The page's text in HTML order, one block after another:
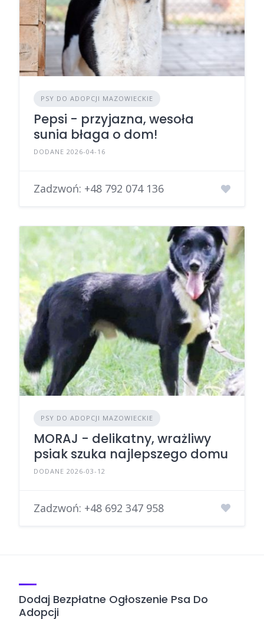
PSY DO ADOPCJI MAZOWIECKIE
Pepsi - przyjazna, wesoła
sunia błaga o dom!
DODANE 2026-04-16
Zadzwoń: +48 792 074 136
PSY DO ADOPCJI MAZOWIECKIE
MORAJ - delikatny, wrażliwy
psiak szuka najlepszego domu
DODANE 2026-03-12
Zadzwoń: +48 692 347 958
Dodaj Bezpłatne Ogłoszenie Psa Do
Adopcji